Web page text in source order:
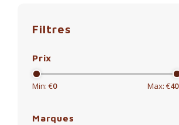
Filtres
Prix
Min: €0 Max: €40
Marques